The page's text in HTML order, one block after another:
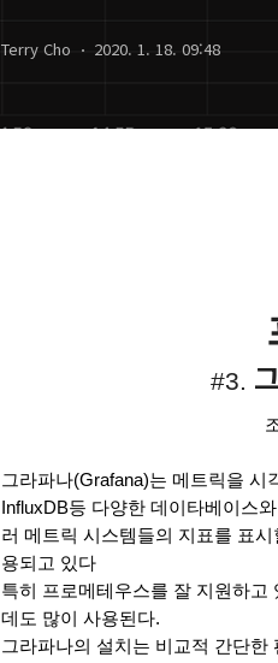
Terry Cho 2020. 1. 18. 09:48
#3.
그라파나(Grafana)는 메트릭을 시
InfluxDB등 다양한 데이타베이스
러 메트릭 시스템들의 지표를 표
용되고 있다
특히 프로메테우스를 잘 지원하고
데도 많이 사용된다.
그라파나의 설치는 비교적 간단